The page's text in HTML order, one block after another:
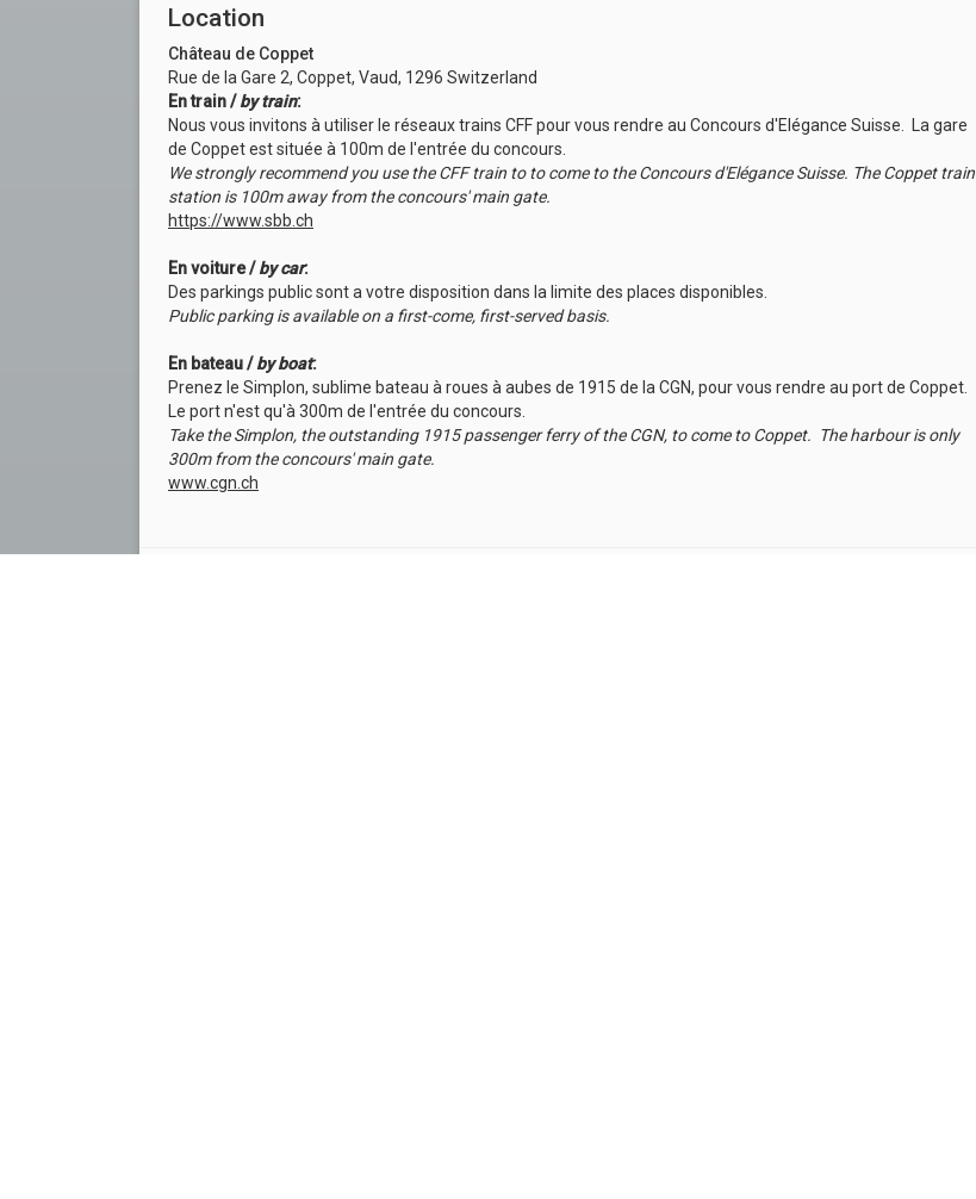
Location
Château de Coppet
Rue de la Gare 2, Coppet, Vaud, 1296 Switzerland
En train /by train:
Nous vous invitons à utiliser le réseaux trains CFF pour vous rendre au Concours d'Elégance Suisse. La gare
de Coppet est située à 100m de l'entrée du concours.
We strongly recommend you use the CFF train to to come to the Concours d'Elégance Suisse. The Coppet train
station is 100m away from the concours' main gate.
https://www.sbb.ch
En voiture /by car:
Des parkings public sont a votre disposition dans la limite des places disponibles.
Public parking is available on a first-come, first-served basis.
En bateau /by boat:
Prenez le Simplon, sublime bateau à roues à aubes de 1915 de la CGN, pour vous rendre au port de Coppet.
Le port n'est qu'à 300m de l'entrée du concours.
Take the Simplon, the outstanding 1915 passenger ferry of the CGN, to come to Coppet. The harbour is only
300m from the concours' main gate.
www.cgn.ch